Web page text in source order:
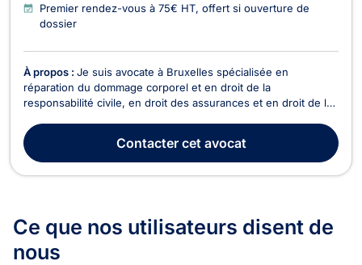
Premier rendez-vous à 75€ HT, offert si ouverture de
dossier
À propos : Je suis avocate à Bruxelles spécialisée en
réparation du dommage corporel et en droit de la
responsabilité civile, en droit des assurances et en droit de la
représente devant le tribunal de police en tant que prévenu(e)
ou partie civile. Je suis une personne à l'écout...
Contactercet avocat
Ce que nos utilisateurs disent de
nous